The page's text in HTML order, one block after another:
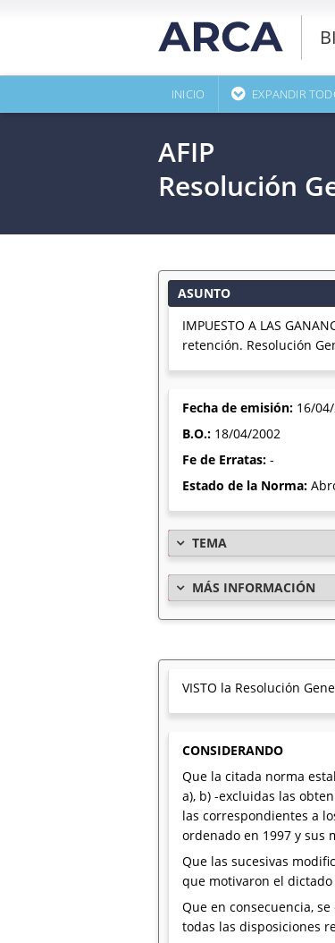
INICIO EXPANDIR
AFIP
Resolución
ASUNTO
IMPUESTO A LAS
retención. Resolución
Fecha de emisión: 16/
B.O.: 18/04/2002
Fe de Erratas: -
Estado de la Norma:
TEMA
MÁS INFORMACIÓN
VISTO la Resolución
CONSIDERANDO
Que la citada norma
a), b) -excluidas las
las correspondientes a
ordenado en 1997 y sus
Que las sucesivas
que motivaron el
Que en consecuencia,
todas las disposiciones